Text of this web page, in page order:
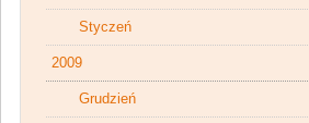
Styczeń
2009
Grudzień